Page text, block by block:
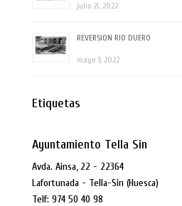
julio 21, 2022
REVERSION RIO DUERO
mayo 3, 2022
Etiquetas
Ayuntamiento Tella Sin
Avda. Ainsa, 22 - 22364
Lafortunada - Tella-Sin (Huesca)
Telf: 974 50 40 98